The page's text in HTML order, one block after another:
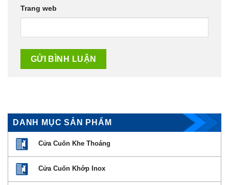
Trang web
DANH MỤC SẢN PHẨM
Cửa Cuốn Khe Thoáng
Cửa Cuốn Khớp Inox